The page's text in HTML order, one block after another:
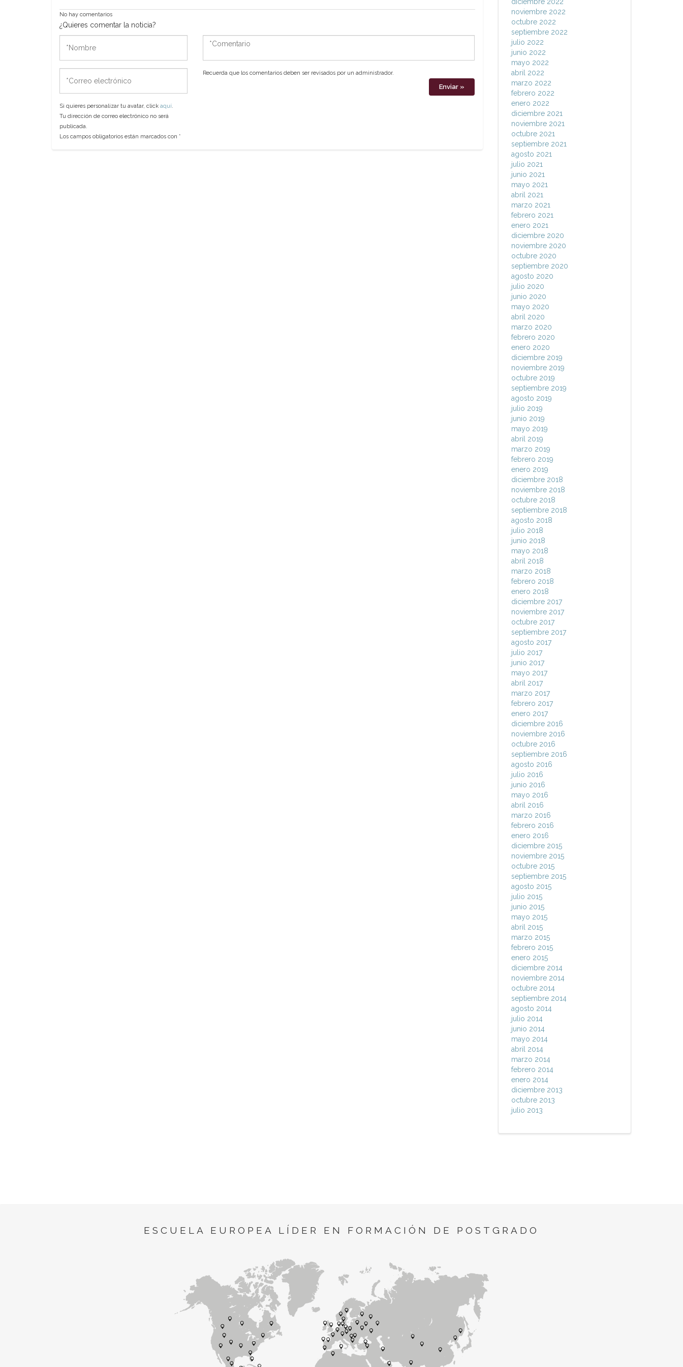
No hay comentarios
¿Quieres comentar la noticia?
electrónico
Si quieres personalizar tu avatar, click aquí.
Tu dirección de correo electrónico no será
publicada.
Los campos obligatorios están marcados con *
*Comentario
Recuerda que los comentarios deben ser revisados por un administrador.
noviembre 2022
octubre 2022
septiembre 2022
julio 2022
junio 2022
mayo 2022
abril 2022
marzo 2022
febrero 2022
enero 2022
diciembre 2021
noviembre 2021
octubre 2021
septiembre 2021
agosto 2021
julio 2021
junio 2021
mayo 2021
abril 2021
marzo 2021
febrero 2021
enero 2021
diciembre 2020
noviembre 2020
octubre 2020
septiembre 2020
agosto 2020
julio 2020
junio 2020
mayo 2020
abril 2020
marzo 2020
febrero 2020
enero 2020
diciembre 2019
noviembre 2019
octubre 2019
septiembre 2019
agosto 2019
julio 2019
junio 2019
mayo 2019
abril 2019
marzo 2019
febrero 2019
enero 2019
diciembre 2018
noviembre 2018
octubre 2018
septiembre 2018
agosto 2018
julio 2018
junio 2018
mayo 2018
abril 2018
marzo 2018
febrero 2018
enero 2018
diciembre 2017
noviembre 2017
octubre 2017
septiembre 2017
agosto 2017
julio 2017
junio 2017
mayo 2017
abril 2017
marzo 2017
febrero 2017
enero 2017
diciembre 2016
noviembre 2016
octubre 2016
septiembre 2016
agosto 2016
julio 2016
junio 2016
mayo 2016
abril 2016
marzo 2016
febrero 2016
enero 2016
diciembre 2015
noviembre 2015
octubre 2015
septiembre 2015
agosto 2015
julio 2015
junio 2015
mayo 2015
abril 2015
marzo 2015
febrero 2015
enero 2015
diciembre 2014
noviembre 2014
octubre 2014
septiembre 2014
agosto 2014
julio 2014
junio 2014
mayo 2014
abril 2014
marzo 2014
febrero 2014
enero 2014
diciembre 2013
octubre 2013
julio 2013
ESCUELA EUROPEA LÍDER EN FORMACIÓN DE POSTGRADO